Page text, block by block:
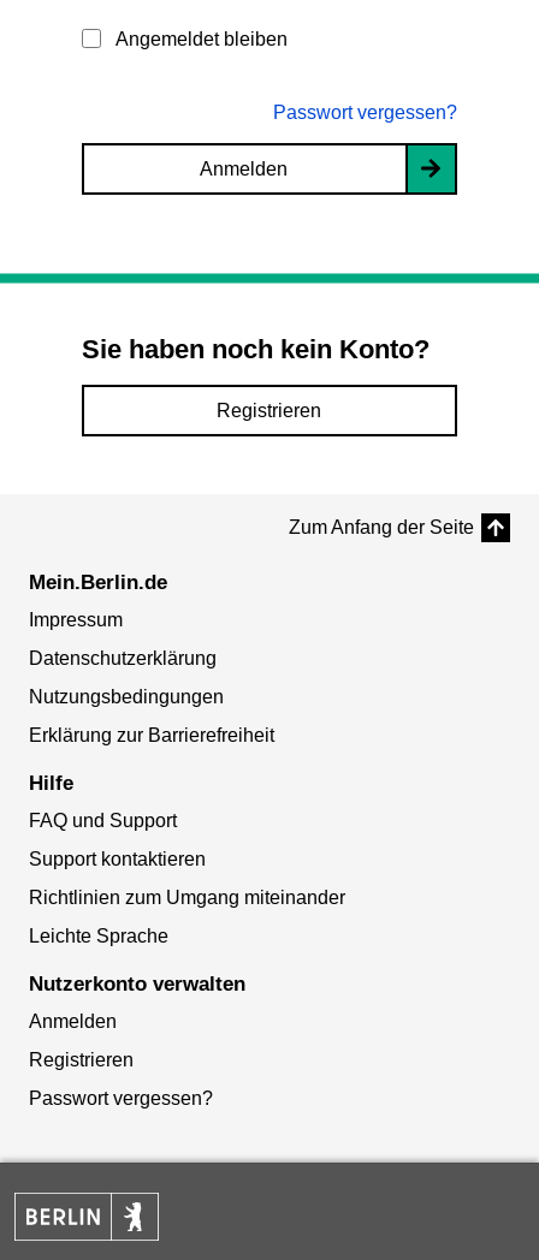
Angemeldet bleiben
Passwort vergessen?
Anmelden
Sie haben noch kein Konto?
Registrieren
Zum Anfang der Seite
Mein.Berlin.de
Impressum
Datenschutzerklärung
Nutzungsbedingungen
Erklärung zur Barrierefreiheit
Hilfe
FAQ und Support
Support kontaktieren
Richtlinien zum Umgang miteinander
Leichte Sprache
Nutzerkonto verwalten
Anmelden
Registrieren
Passwort vergessen?